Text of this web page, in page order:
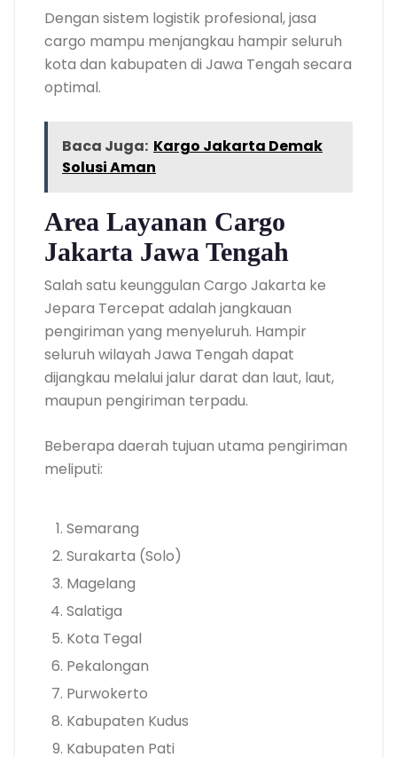
Dengan sistem logistik profesional, jasa
cargo mampu menjangkau hampir seluruh
kota dan kabupaten di Jawa Tengah secara
optimal.
Baca Juga: Kargo Jakarta Demak
Solusi Aman
Area Layanan Cargo
Jakarta Jawa Tengah
Salah satu keunggulan Cargo Jakarta ke
Jepara Tercepat adalah jangkauan
pengiriman yang menyeluruh. Hampir
seluruh wilayah Jawa Tengah dapat
dijangkau melalui jalur darat dan laut, laut,
maupun pengiriman terpadu.
Beberapa daerah tujuan utama pengiriman
meliputi:
Semarang
Surakarta (Solo)
Magelang
Salatiga
Kota Tegal
Pekalongan
Purwokerto
Kabupaten Kudus
Kabupaten Pati